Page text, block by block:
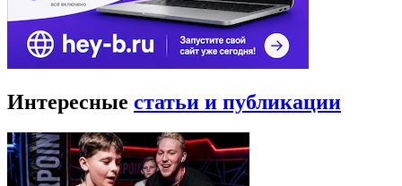
Интересные статьи и публикации